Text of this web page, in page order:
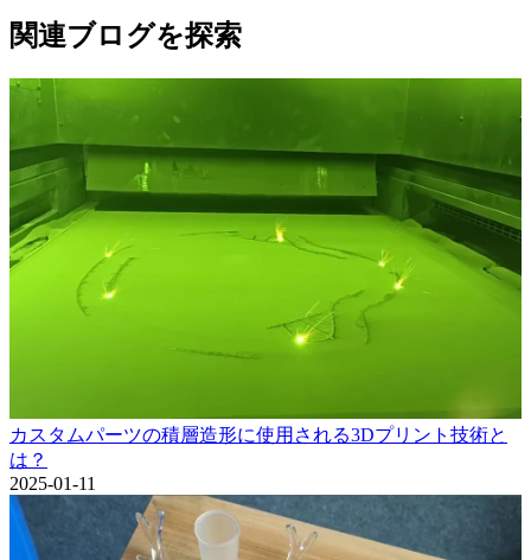
関連ブログを探索
カスタムパーツの積層造形に使用される3Dプリント技術と
は？
2025-01-11